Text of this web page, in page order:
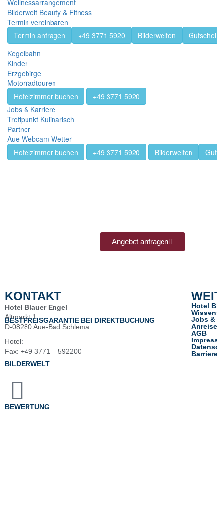
Wellnessarrangement
Bilderwelt Beauty & Fitness
Termin vereinbaren
Termin anfragen
+49 3771 5920 Bilderwelten
Kegelbahn
Kinder
Erzgebirge
Motorradtouren
Hotelzimmer buchen
+49 3771 5920
Jobs & Karriere
Treffpunkt Kulinarisch
Partner
Aue Webcam Wetter
Hotelzimmer buchen
+49 3771 5920 Bilderwelten
Preis: 226,00 €
Angebot anfragen
KONTAKT
Hotel Blauer Engel
Altmarkt 1
D-08280 Aue-Bad Schlema
Hotel:
Fax: +49 3771 – 592200
info@hotel-blauerengel.de
Hotel
Jobs &
AGB
BESTPREISGARANTIE BEI DIREKTBUCHUNG
BILDERWELT
BEWERTUNG